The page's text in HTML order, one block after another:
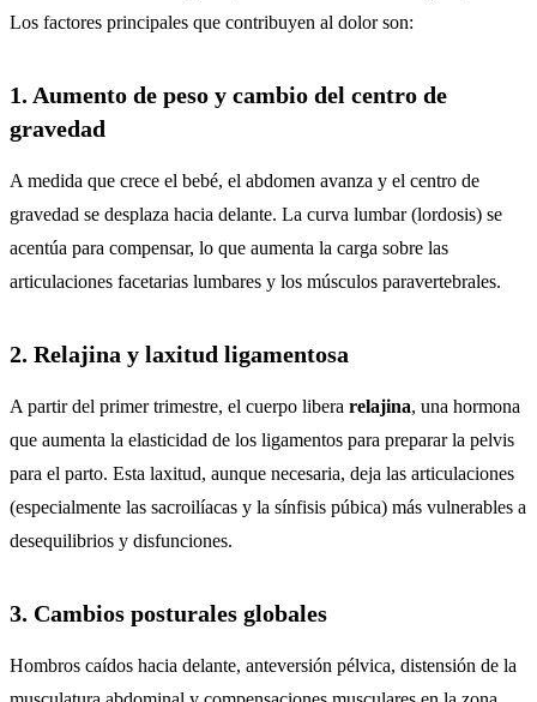
Los factores principales que contribuyen al dolor son:
1. Aumento de peso y cambio del centro de
gravedad
A medida que crece el bebé, el abdomen avanza y el centro de
gravedad se desplaza hacia delante. La curva lumbar (lordosis) se
acentúa para compensar, lo que aumenta la carga sobre las
articulaciones facetarias lumbares y los músculos paravertebrales.
2. Relajina y laxitud ligamentosa
A partir del primer trimestre, el cuerpo libera relajina, una hormona
que aumenta la elasticidad de los ligamentos para preparar la pelvis
para el parto. Esta laxitud, aunque necesaria, deja las articulaciones
(especialmente las sacroilíacas y la sínfisis púbica) más vulnerables a
desequilibrios y disfunciones.
3. Cambios posturales globales
Hombros caídos hacia delante, anteversión pélvica, distensión de la